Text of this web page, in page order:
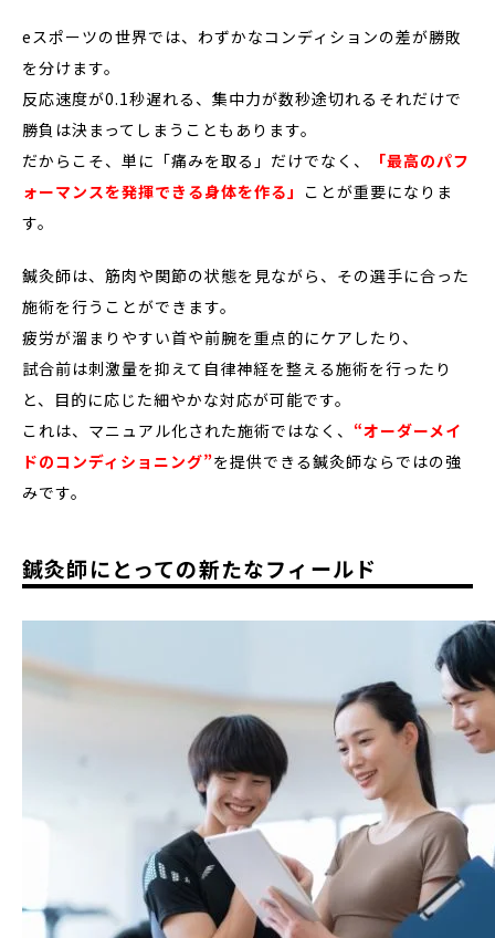
eスポーツの世界では、わずかなコンディションの差が勝敗
を分けます。
反応速度が0.1秒遅れる、集中力が数秒途切れる――それだけで
勝負は決まってしまうこともあります。
だからこそ、単に「痛みを取る」だけでなく、
「最高のパフ
ォーマンスを発揮できる身体を作る」 ことが重要になりま
す。
鍼灸師は、筋肉や関節の状態を見ながら、その選手に合った
施術を行うことができます。
疲労が溜まりやすい首や前腕を重点的にケアしたり、
試合前は刺激量を抑えて自律神経を整える施術を行ったり
と、目的に応じた細やかな対応が可能です。
これは、マニュアル化された施術ではなく、 “オーダーメイ
ドのコンディショニング”を提供できる鍼灸師ならではの強
みです。
鍼灸師にとっての新たなフィールド